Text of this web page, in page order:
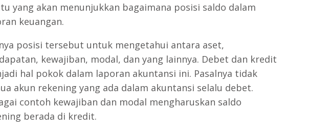
yang akan menunjukkan bagaimana posisi saldo dalam
keuangan.
posisi tersebut untuk mengetahui antara aset,
kewajiban, modal, dan yang lainnya. Debet dan kredit
hal pokok dalam laporan akuntansi ini. Pasalnya tidak
akun rekening yang ada dalam akuntansi selalu debet.
contoh kewajiban dan modal mengharuskan saldo
berada di kredit.